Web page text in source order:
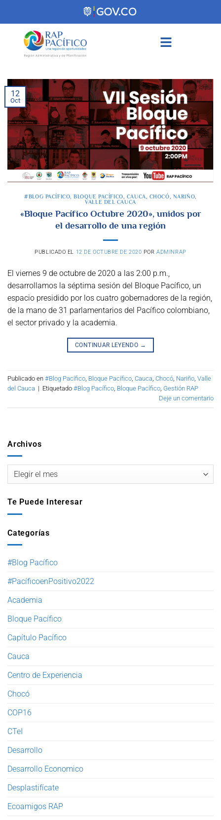
12
Oct
#BLOG PACÍFICO,BLOQUE PACÍFICO, CAUCA, CHOCÓ, NARIÑO,
VALLE DEL CAUCA
«Bloque Pacífico Octubre 2020», unidos por
el desarrollo de una región
PUBLICADO EL 12 DE OCTUBRE DE 2020 PORADMINRAP
El viernes 9 de octubre de 2020 a las 2:00 p.m.,
desarrollamos la séptima sesión del Bloque Pacífico, un
espacio presidido por los cuatro gobernadores de la región,
de la mano de 31 parlamentarios del Pacífico colombiano,
el sector privado y la academia.
CONTINUAR LEYENDO →
Publicado en #Blog Pacífico, Bloque Pacífico, Cauca, Chocó, Nariño, Valle
del Cauca | Etiquetado #Blog Pacífico, Bloque Pacífico, Gestión RAP
Deje un comentario
Archivos
Te Puede Interesar
Categorías
#Blog Pacífico
#PacíficoenPositivo2022
Academia
Bloque Pacífico
Capítulo Pacífico
Cauca
Centro de Experiencia
Chocó
COP16
CTeI
Desarrollo
Desarrollo Economico
Desplastifícate
Ecoamigos RAP